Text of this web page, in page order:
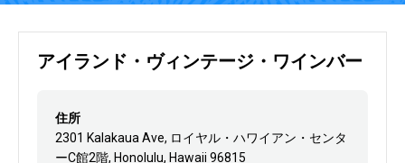
アイランド・ヴィンテージ・ワインバー
住所
2301 Kalakaua Ave, ロイヤル・ハワイアン・センタ
ーC館2階, Honolulu, Hawaii 96815